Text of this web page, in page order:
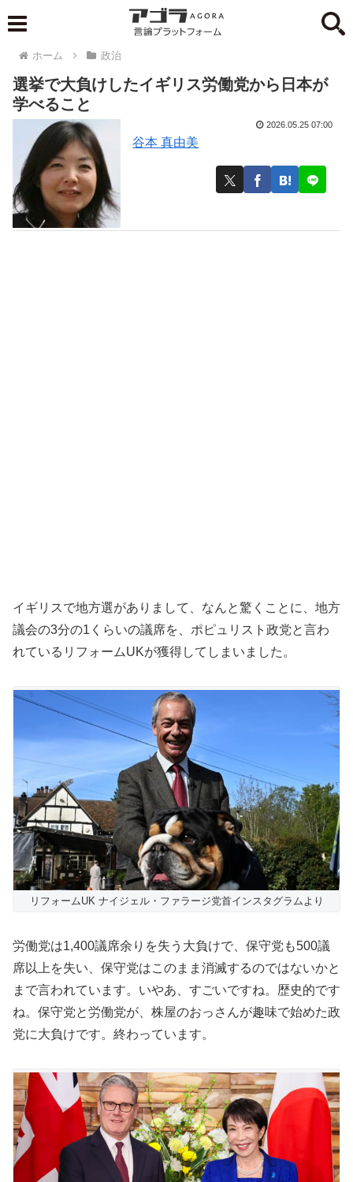
ホーム 政治
選挙で大負けしたイギリス労働党から日本が
学べること
谷本 真由美
2026.05.25 07:00
イギリスで地方選がありまして、なんと驚くことに、地方
議会の3分の1くらいの議席を、ポピュリスト政党と言わ
れているリフォームUKが獲得してしまいました。
リフォームUK ナイジェル・ファラージ党首インスタグラムより
労働党は1,400議席余りを失う大負けで、保守党も500議
席以上を失い、保守党はこのまま消滅するのではないかと
まで言われています。いやあ、すごいですね。歴史的です
ね。保守党と労働党が、株屋のおっさんが趣味で始めた政
党に大負けです。終わっています。